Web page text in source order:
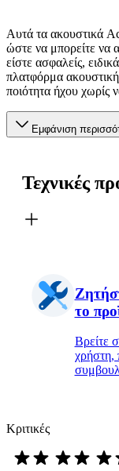
Αυτά τα ακουστικά
ώστε να μπορείτε να
είστε ασφαλείς,
πλατφόρμα
ποιότητα ήχου χωρίς
Εμφάνιση
Τεχνικές
το
Βρείτε
χρήστη,
Κριτικές